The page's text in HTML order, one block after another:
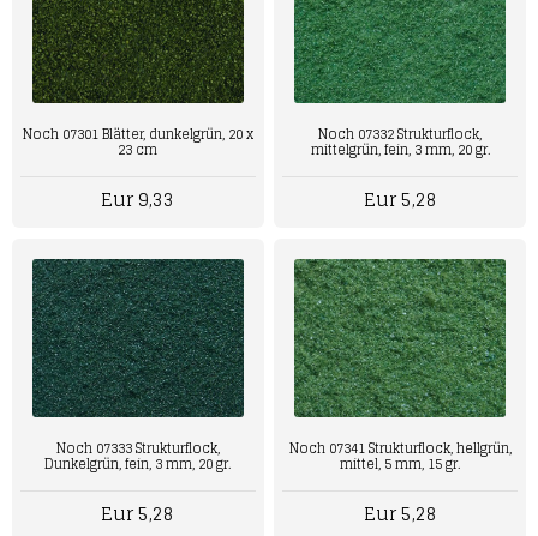
Noch 07301 Blätter, dunkelgrün, 20 x
23 cm
Eur 9,33
Noch 07332 Strukturflock,
mittelgrün, fein, 3 mm, 20 gr.
Eur 5,28
Noch 07333 Strukturflock,
Dunkelgrün, fein, 3 mm, 20 gr.
Eur 5,28
Noch 07341 Strukturflock, hellgrün,
mittel, 5 mm, 15 gr.
Eur 5,28